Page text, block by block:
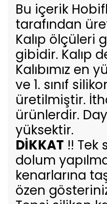
Bu içerik
tarafından
Kalıp ölçüleri
gibidir. Kalıp
Kalıbımız en
ve 1. sınıf
üretilmiştir.
ürünlerdir.
yüksektir.
DİKKAT !! Tek
dolum
kenarlarına
özen